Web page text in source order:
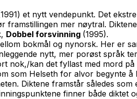
et nytt vendepunkt. Det
mer nøytral.
Dobbel forsvinning (1995).
bokmål og nynorsk. Her er
nytt, mer porøst språk
nok,/kan det fyllast med mord
som Helseth for alvor begynte å
Diktene framstår således
finner både diktet